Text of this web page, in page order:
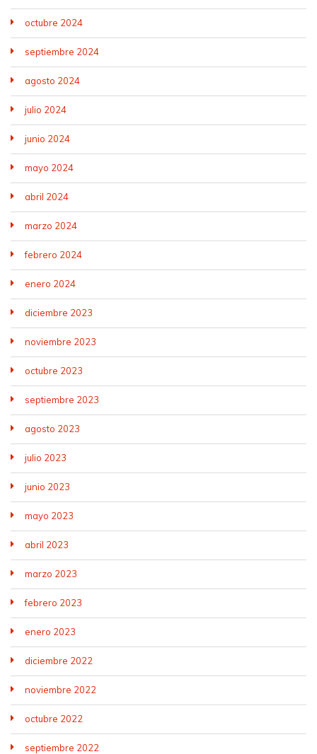
octubre 2024
septiembre 2024
agosto 2024
julio 2024
junio 2024
mayo 2024
abril 2024
marzo 2024
febrero 2024
enero 2024
diciembre 2023
noviembre 2023
octubre 2023
septiembre 2023
agosto 2023
julio 2023
junio 2023
mayo 2023
abril 2023
marzo 2023
febrero 2023
enero 2023
diciembre 2022
noviembre 2022
octubre 2022
septiembre 2022